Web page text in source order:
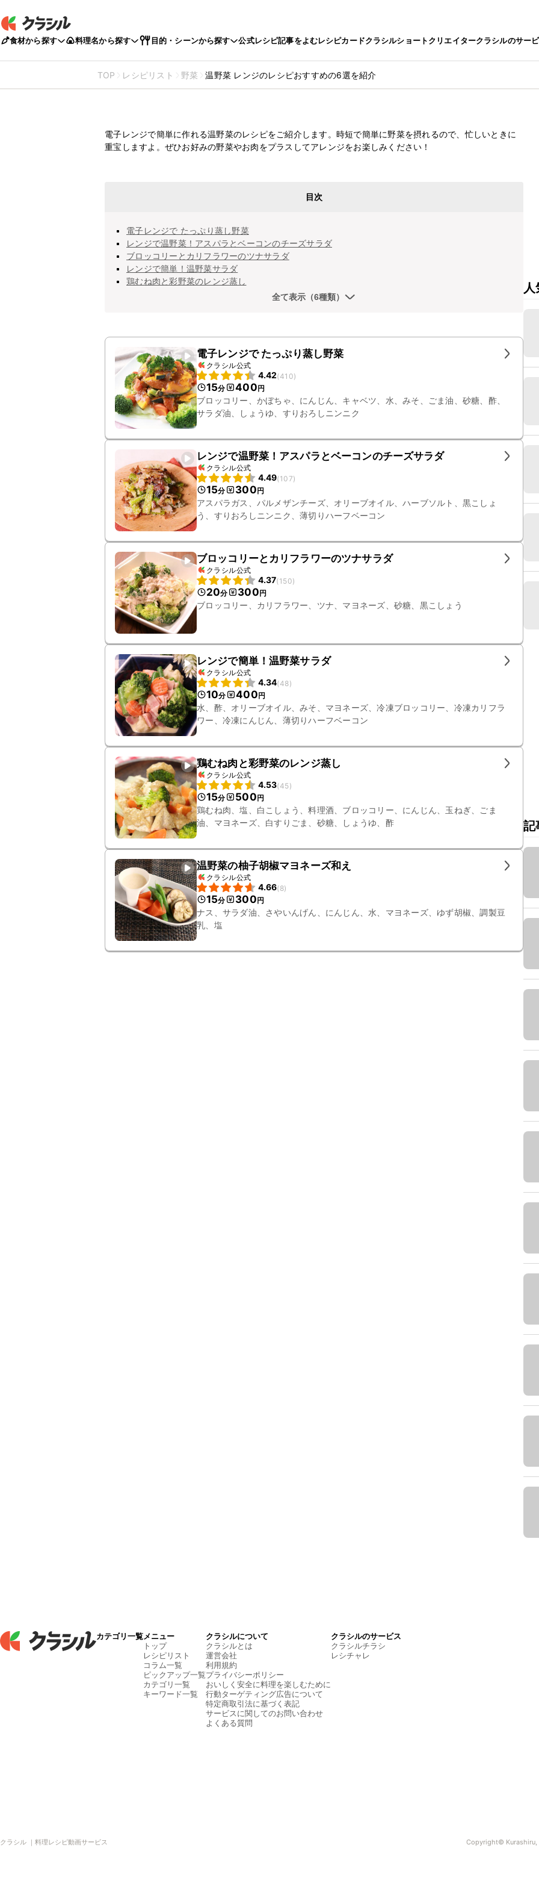
食材から探す 料理名から探す 目的・シーンから探す 公式レシピ記事をよむレシピカードクラシルショートクリエイタークラシルのサー
TOP レシピリスト 野菜 温野菜 レンジのレシピおすすめの6選を紹介
レンジのレシピおすすめの6選を紹介
電子レンジで簡単に作れる温野菜のレシピをご紹介します。時短で簡単に野菜を摂れるので、忙しいときに
重宝しますよ。ぜひお好みの野菜やお肉をプラスしてアレンジをお楽しみください！
目次
電子レンジで たっぷり蒸し野菜
レンジで温野菜！アスパラとベーコンのチーズサラダ
ブロッコリーとカリフラワーのツナサラダ
レンジで簡単！温野菜サラダ
鶏むね肉と彩野菜のレンジ蒸し
全て表示（6種類）
電子レンジで たっぷり蒸し野菜
クラシル公式
4.42(410)
15分 400円
ブロッコリー、かぼちゃ、にんじん、キャベツ、水、みそ、ごま油、砂糖、酢、
サラダ油、しょうゆ、すりおろしニンニク
レンジで温野菜！アスパラとベーコンのチーズサラダ
クラシル公式
4.49(107)
15分 300円
アスパラガス、パルメザンチーズ、オリーブオイル、ハーブソルト、黒こしょ
う、すりおろしニンニク、薄切りハーフベーコン
ブロッコリーとカリフラワーのツナサラダ
クラシル公式
4.37(150)
20分 300円
ブロッコリー、カリフラワー、ツナ、マヨネーズ、砂糖、黒こしょう
レンジで簡単！温野菜サラダ
クラシル公式
4.34(48)
10分 400円
水、酢、オリーブオイル、みそ、マヨネーズ、冷凍ブロッコリー、冷凍カリフラ
ワー、冷凍にんじん、薄切りハーフベーコン
鶏むね肉と彩野菜のレンジ蒸し
クラシル公式
4.53(45)
15分 500円
鶏むね肉、塩、白こしょう、料理酒、ブロッコリー、にんじん、玉ねぎ、ごま
油、マヨネーズ、白すりごま、砂糖、しょうゆ、酢
温野菜の柚子胡椒マヨネーズ和え
クラシル公式
4.66(8)
15分 300円
ナス、サラダ油、さやいんげん、にんじん、水、マヨネーズ、ゆず胡椒、調製豆
乳、塩
記
カテゴリ一覧メニュー
トップ
レシピリスト
コラム一覧
ピックアップ一覧
カテゴリ一覧
キーワード一覧
クラシルについて
クラシルとは
運営会社
利用規約
プライバシーポリシー
おいしく安全に料理を楽しむために
行動ターゲティング広告について
特定商取引法に基づく表記
サービスに関してのお問い合わせ
よくある質問
クラシルのサービス
クラシルチラシ
レシチャレ
クラシル ｜料理レシピ動画サービス Copyright© Kurashiru,